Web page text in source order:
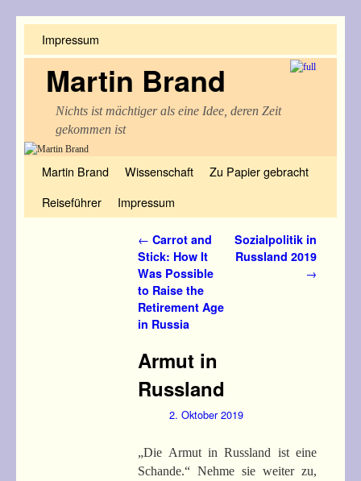
Impressum
Martin Brand
Nichts ist mächtiger als eine Idee, deren Zeit
gekommen ist
Martin Brand Wissenschaft
Zu Papier gebracht
Reiseführer
Impressum
Artikelnavigation
← Carrot and
Stick: How It
Was Possible
to Raise the
Retirement Age
in Russia
Sozialpolitik in
Russland 2019
→
Armut in
Russland
2. Oktober 2019
„Die Armut in Russland ist eine
Schande.“ Nehme sie weiter zu,